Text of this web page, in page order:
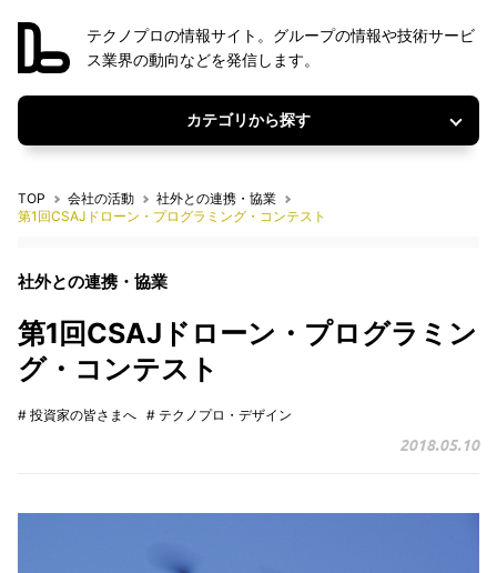
テクノプロの情報サイト。グループの情報や技術サービ
ス業界の動向などを発信します。
カテゴリから探す
TOP 会社の活動
社外との連携・協業
第1回CSAJドローン・プログラミング・コンテスト
社外との連携・協業
第1回CSAJドローン・プログラミン
グ・コンテスト
# 投資家の皆さまへ # テクノプロ・デザイン
2018.05.10